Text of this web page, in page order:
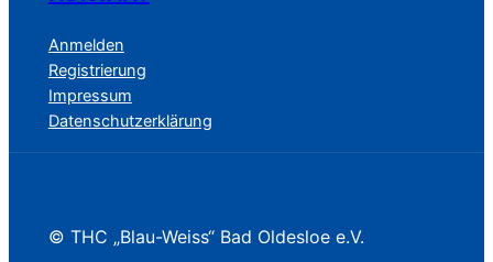
Anmelden
Registrierung
Impressum
Datenschutzerklärung
© THC „Blau-Weiss“ Bad Oldesloe e.V.